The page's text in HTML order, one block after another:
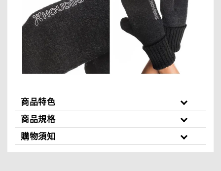
商品特色
商品規格
購物須知